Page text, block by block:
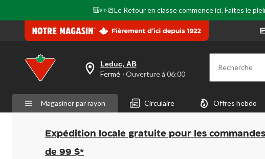
🎒✏️📒Le Retour en classe commence ici. Faites le
votre
est
Leduc,
AB,
Fermé,
Ouverture
à
Leduc, AB
Fermé ⋅ Ouverture à 06:00 Recherche
Magasiner par rayon Circulaire Offres hebdo
Expédition locale gratuite pour les
de 99 $*